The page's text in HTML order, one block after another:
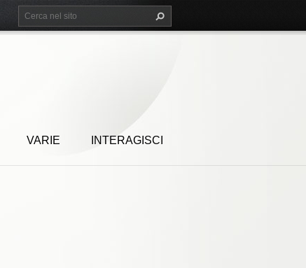
VARIE INTERAGISCI